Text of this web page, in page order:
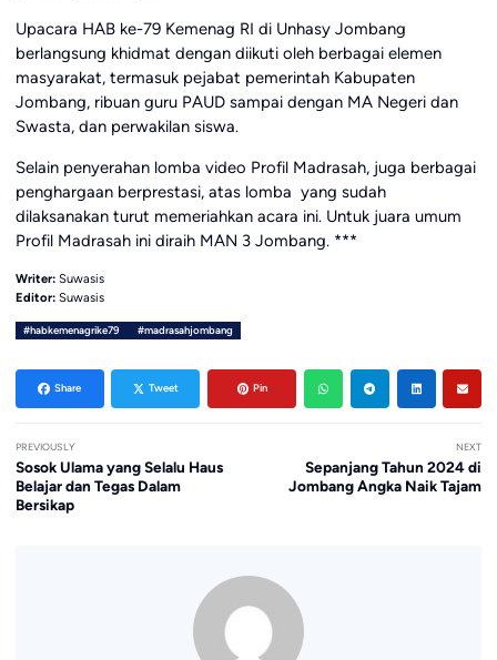
Upacara HAB ke-79 Kemenag RI di Unhasy Jombang
berlangsung khidmat dengan diikuti oleh berbagai elemen
masyarakat, termasuk pejabat pemerintah Kabupaten
Jombang, ribuan guru PAUD sampai dengan MA Negeri dan
Swasta, dan perwakilan siswa.
Selain penyerahan lomba video Profil Madrasah, juga berbagai
penghargaan berprestasi, atas lomba yang sudah
dilaksanakan turut memeriahkan acara ini. Untuk juara umum
Profil Madrasah ini diraih MAN 3 Jombang. ***
Writer: Suwasis
Editor: Suwasis
#habkemenagrike79 #madrasahjombang
Share Tweet Pin
PREVIOUSLY
Sosok Ulama yang Selalu Haus
Belajar dan Tegas Dalam
Bersikap
NEXT
Sepanjang Tahun 2024 di
Jombang Angka Naik Tajam